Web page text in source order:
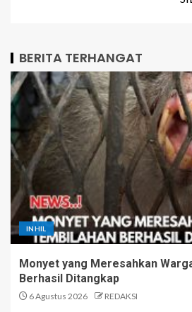
BERITA TERHANGAT
INHIL
Monyet yang Meresahkan
Berhasil Ditangkap
6 Agustus 2026 REDAKSI